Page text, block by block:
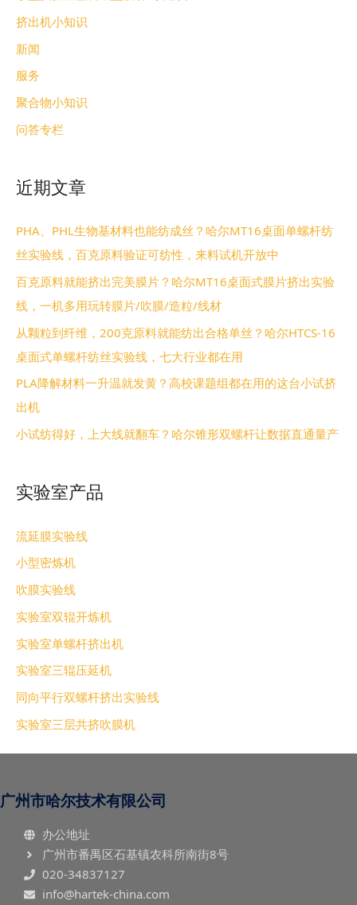
挤出机小知识
新闻
服务
聚合物小知识
问答专栏
近期文章
PHA、PHL生物基材料也能纺成丝？哈尔MT16桌面单螺杆纺
丝实验线，百克原料验证可纺性，来料试机开放中
百克原料就能挤出完美膜片？哈尔MT16桌面式膜片挤出实验
线，一机多用玩转膜片/吹膜/造粒/线材
从颗粒到纤维，200克原料就能纺出合格单丝？哈尔HTCS-16
桌面式单螺杆纺丝实验线，七大行业都在用
PLA降解材料一升温就发黄？高校课题组都在用的这台小试挤
出机
小试纺得好，上大线就翻车？哈尔锥形双螺杆让数据直通量产
实验室产品
流延膜实验线
小型密炼机
吹膜实验线
实验室双辊开炼机
实验室单螺杆挤出机
实验室三辊压延机
同向平行双螺杆挤出实验线
实验室三层共挤吹膜机
广州市哈尔技术有限公司
办公地址
广州市番禺区石基镇农科所南街8号
020-34837127
info@hartek-china.com